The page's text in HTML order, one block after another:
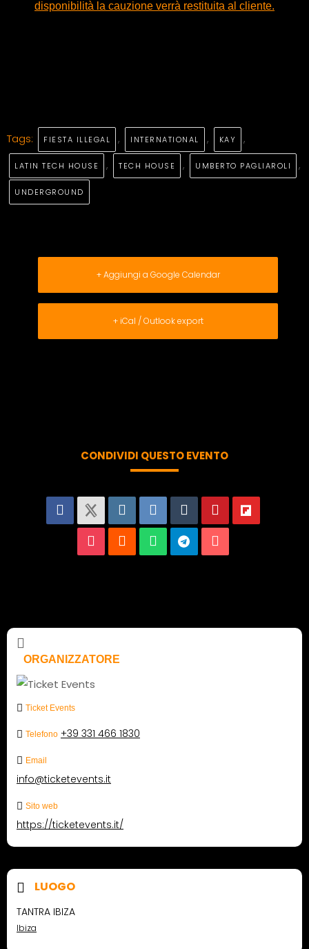
disponibilità la cauzione verrà restituita al cliente.
Tags: FIESTA ILLEGAL , INTERNATIONAL , KAY ,
LATIN TECH HOUSE , TECH HOUSE , UMBERTO PAGLIAROLI ,
UNDERGROUND
+ Aggiungi a Google Calendar
+ iCal / Outlook export
CONDIVIDI QUESTO EVENTO
ORGANIZZATORE
Ticket Events
Telefono +39 331 466 1830
Email
info@ticketevents.it
Sito web
https://ticketevents.it/
LUOGO
TANTRA IBIZA
Ibiza